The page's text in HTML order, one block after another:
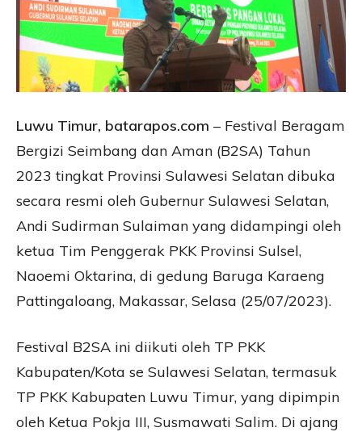
Luwu Timur, batarapos.com – Festival Beragam
Bergizi Seimbang dan Aman (B2SA) Tahun
2023 tingkat Provinsi Sulawesi Selatan dibuka
secara resmi oleh Gubernur Sulawesi Selatan,
Andi Sudirman Sulaiman yang didampingi oleh
ketua Tim Penggerak PKK Provinsi Sulsel,
Naoemi Oktarina, di gedung Baruga Karaeng
Pattingaloang, Makassar, Selasa (25/07/2023).
Festival B2SA ini diikuti oleh TP PKK
Kabupaten/Kota se Sulawesi Selatan, termasuk
TP PKK Kabupaten Luwu Timur, yang dipimpin
oleh Ketua Pokja III, Susmawati Salim. Di ajang